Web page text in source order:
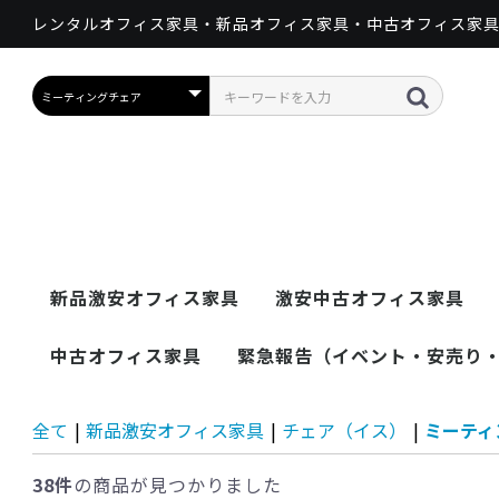
レンタルオフィス家具・新品オフィス家具・中古オフィス家
新品激安オフィス家具
机（デスク）
開業セット（デス
平机
片袖机
両袖机
役員デスク
ワゴン・脇机
デスクトップパネル
フリーアドレスデス
その他デスク
売れ筋デスク
チェア（イス）
オフィスチェア 肘つ
オフィスチェア 肘な
ミーティングチェア
折り畳みイス・パイ
チェア台車・チェア
役員用チェア
その他チェア
テーブル
会議テーブル W1800
大型会議テーブル
折り畳み・スタック
T字脚テーブル
ワークテーブル
サイドテーブル
応接テーブル
座卓
カフェテーブル
その他テーブル
収納家具
キャビネット H2100
キャビネット H2100
キャビネット H2100
キャビネット H2100
キャビネット H1800
キャビネット H1800
キャビネット H1800
キャビネット H1800
キャビネット H1800
キャビネット H1000
キャビネット H1000
キャビネット H1000
キャビネット H1000
キャビネット H1000
マガジンラック
レターケース・クリ
軽量ラック
ファイル書庫
その他収納家具
更衣用ロッカー １人～２人用
３人～４人用
６人～８人用
９人用～
シューズロッカー・
パーティション デスクトップパネル
自立式パーティショ
連結式パーティショ
その他（施工タイプ
ワークブース
カウンター ローカウンター
ハイカウンター
インフォメーション
ホワイトボード
ホワイトボード（キ
ホワイトボード（壁
役員家具 役員用デスク
役員用チェア
役員用収納家具
会議・応接セット
会議・応接セット
応接セット（ソファ
応接チェア・ソファ
応接テーブル
その他会議・応接家
オフィスグリーン 観葉植物
人工観葉植物
金庫・セキュリティ 金庫
セキュリティ・その
OA機器 複合機・コピー機
プリンター
ビジネスホン
シュレッダー
PC・関連機器
その他OA機器
その他
その他・オフィス用
カタログスタンド・
コートハンガー
傘立て
ゴミ箱
テレワーク家具 机（デスク）
チェア（イス）
テーブル
収納家具
ホワイトボード
工場器具 パールホワイト
作業台
ツールワゴン
工具保管
キャビネット
ツーリング
パネルハンガー・パ
スチール棚
ステンレス製品
荷役・運搬機器
激安中古オフィス家具
机（デスク）
チェア（イス）
テーブル
収納家具
更衣用ロッカー
パーティション
カウンター
ホワイトボード
役員家具
会議・応接セット
オフィスグリーン
金庫・セキュリティ
OA機器
その他
大量入荷商品
中古オフィス家具 緊急報告（イベント・安売り・
全て | 新品激安オフィス家具 | チェア（イス） | ミーテ
38件の商品が見つかりました